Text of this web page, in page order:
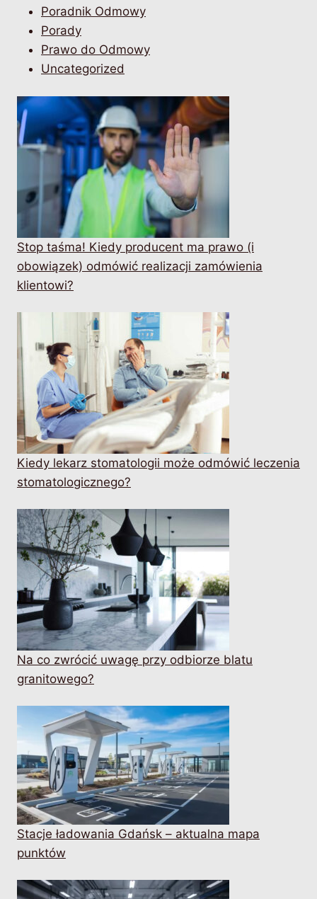
Poradnik Odmowy
Porady
Prawo do Odmowy
Uncategorized
Stop taśma! Kiedy producent ma prawo (i
obowiązek) odmówić realizacji zamówienia
klientowi?
Kiedy lekarz stomatologii może odmówić leczenia
stomatologicznego?
Na co zwrócić uwagę przy odbiorze blatu
granitowego?
Stacje ładowania Gdańsk – aktualna mapa
punktów